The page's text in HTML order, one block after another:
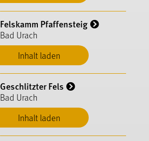
Inhalt laden
Felskamm Pfaffensteig
Bad Urach
Inhalt laden
Geschlitzter Fels
Bad Urach